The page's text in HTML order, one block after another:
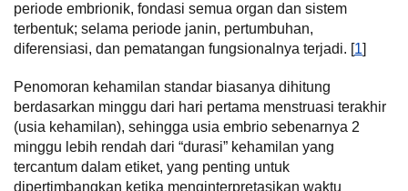
periode embrionik, fondasi semua organ dan sistem
terbentuk; selama periode janin, pertumbuhan,
diferensiasi, dan pematangan fungsionalnya terjadi. [1]
Penomoran kehamilan standar biasanya dihitung
berdasarkan minggu dari hari pertama menstruasi terakhir
(usia kehamilan), sehingga usia embrio sebenarnya 2
minggu lebih rendah dari “durasi” kehamilan yang
tercantum dalam etiket, yang penting untuk
dipertimbangkan ketika menginterpretasikan waktu